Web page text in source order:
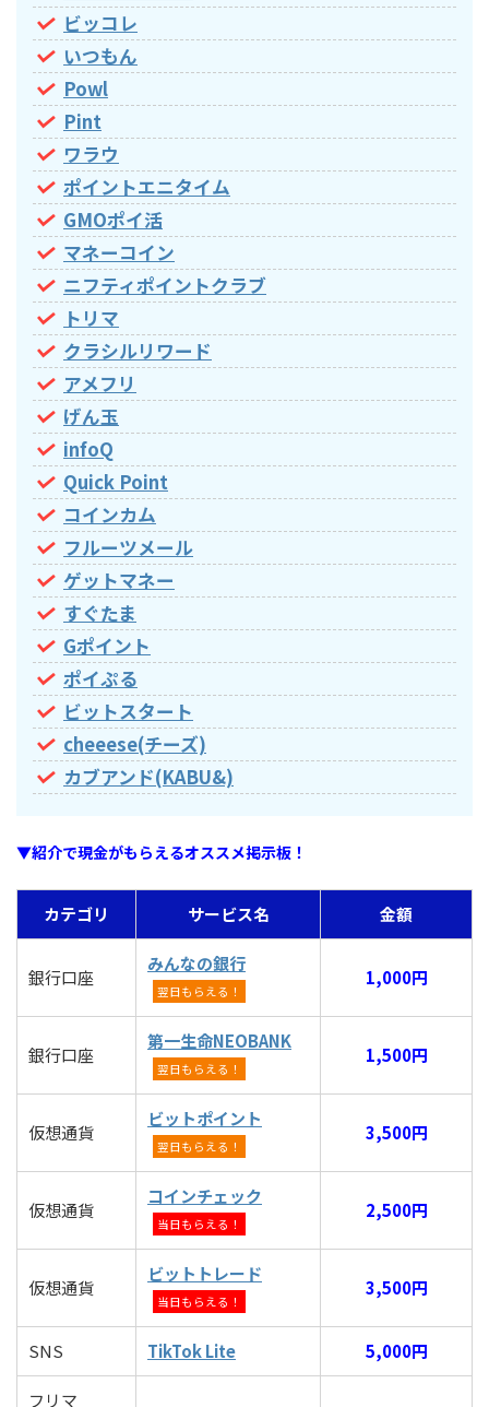
ビッコレ
いつもん
Powl
Pint
ワラウ
ポイントエニタイム
GMOポイ活
マネーコイン
ニフティポイントクラブ
トリマ
クラシルリワード
アメフリ
げん玉
infoQ
Quick Point
コインカム
フルーツメール
ゲットマネー
すぐたま
Gポイント
ポイぷる
ビットスタート
cheeese(チーズ)
カブアンド(KABU&)
▼紹介で現金がもらえるオススメ掲示板！
カテゴリ サービス名 金額
銀行口座
みんなの銀行
翌日もらえる！
1,000円
銀行口座
第一生命NEOBANK
翌日もらえる！
1,500円
仮想通貨
ビットポイント
翌日もらえる！
3,500円
仮想通貨
コインチェック
当日もらえる！
2,500円
仮想通貨
ビットトレード
当日もらえる！
3,500円
SNS TikTok Lite 5,000円
フリマ